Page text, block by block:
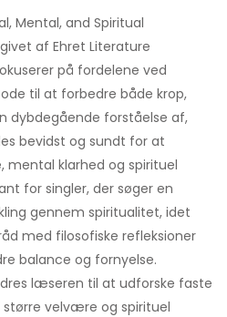
Mental, and Spiritual
af Ehret Literature
på fordelene ved
til at forbedre både krop,
dybdegående forståelse af,
bevidst og sundt for at
mental klarhed og spirituel
for singler, der søger en
gennem spiritualitet, idet
med filosofiske refleksioner
balance og fornyelse.
læseren til at udforske faste
velvære og spirituel